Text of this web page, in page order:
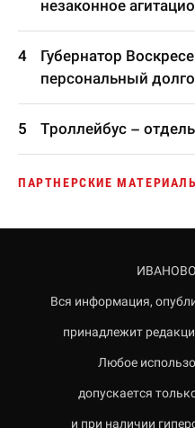
незаконное
Губернатор
персональный
Троллейбус –
ПАРТНЕРСКИЕ
Вся информация,
принадлежит
Любое
допускается
и при наличии